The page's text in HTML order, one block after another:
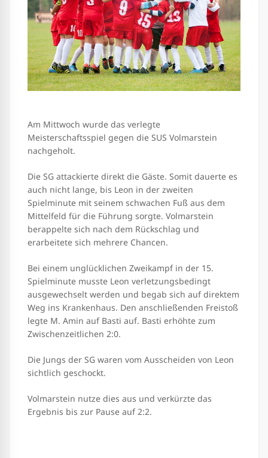
Am Mittwoch wurde das verlegte
Meisterschaftsspiel gegen die SUS Volmarstein
nachgeholt.
Die SG attackierte direkt die Gäste. Somit dauerte es
auch nicht lange, bis Leon in der zweiten
Spielminute mit seinem schwachen Fuß aus dem
Mittelfeld für die Führung sorgte. Volmarstein
berappelte sich nach dem Rückschlag und
erarbeitete sich mehrere Chancen.
Bei einem unglücklichen Zweikampf in der 15.
Spielminute musste Leon verletzungsbedingt
ausgewechselt werden und begab sich auf direktem
Weg ins Krankenhaus. Den anschließenden Freistoß
legte M. Amin auf Basti auf. Basti erhöhte zum
Zwischenzeitlichen 2:0.
Die Jungs der SG waren vom Ausscheiden von Leon
sichtlich geschockt.
Volmarstein nutze dies aus und verkürzte das
Ergebnis bis zur Pause auf 2:2.